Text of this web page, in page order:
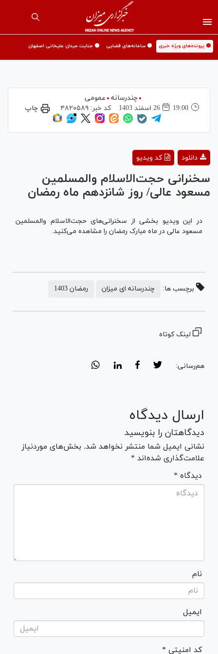
🟡 پرونده‌های ویژه خبری 🟡 سامانه‌های قضایی 🟡 جنایت میدان علیخانی اصفهان
چندرسانه
عمومی
19:00
26 اسفند 1403 کد خبر: ۴۸۲۰۵۸۹ چاپ
Video
کد ویدیو دانلود
سخنرانی حجت‌الاسلام والمسلمین
مسعود عالی/ روز شانزدهم ماه رمضان
در این ویدیو بخشی از سخنرانی‌های حجت‌الاسلام والمسلمین
مسعود عالی در ماه مبارک رمضان را مشاهده می‌کنید.
برچسب ها: چندرسانه ای میزان رمضان 1403
لینک کوتاه
هم‌رسانی:
ارسال دیدگاه
دیدگاهتان را بنویسید
نشانی ایمیل شما منتشر نخواهد شد. بخش‌های موردنیاز
علامت‌گذاری شده‌اند *
* دیدگاه
نام
ایمیل
* کد امنیتی